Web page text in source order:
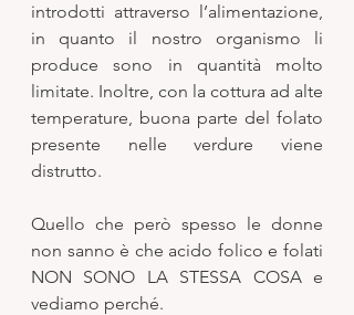
introdotti attraverso l’alimentazione,
in quanto il nostro organismo li
produce sono in quantità molto
limitate. Inoltre, con la cottura ad alte
temperature, buona parte del folato
presente nelle verdure viene
distrutto.
Quello che però spesso le donne
non sanno è che acido folico e folati
NON SONO LA STESSA COSA e
vediamo perché.